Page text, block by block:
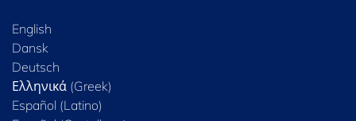
English
Dansk
Deutsch
Ελληνικά (Greek)
Español (Latino)